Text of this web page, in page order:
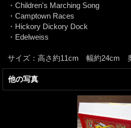
・Children's Marching Song
・Camptown Races
・Hickory Dickory Dock
・Edelweiss
サイズ：高さ約11cm 幅約24cm
他の写真